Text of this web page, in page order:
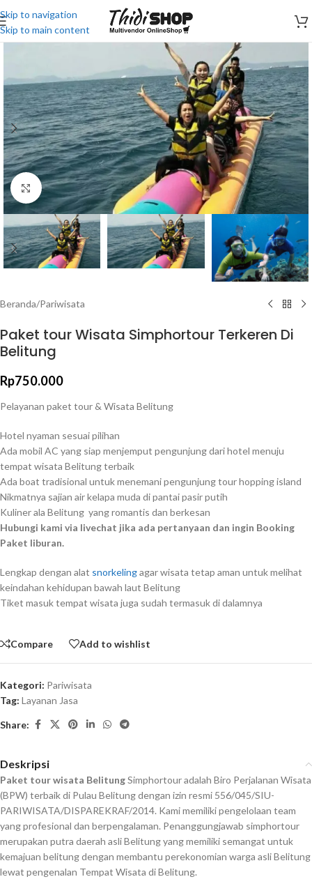
Skip to navigation
Skip to main content
Click to enlarge
Beranda/Pariwisata
Paket tour Wisata Simphortour Terkeren Di
Belitung
Rp750.000
Pelayanan paket tour & Wisata Belitung
Hotel nyaman sesuai pilihan
Ada mobil AC yang siap menjemput pengunjung dari hotel menuju
tempat wisata Belitung terbaik
Ada boat tradisional untuk menemani pengunjung tour hopping island
Nikmatnya sajian air kelapa muda di pantai pasir putih
Kuliner ala Belitung yang romantis dan berkesan
Hubungi kami via livechat jika ada pertanyaan dan ingin Booking
Paket liburan.
Lengkap dengan alat snorkelingagar wisata tetap aman untuk melihat
keindahan kehidupan bawah laut Belitung
Tiket masuk tempat wisata juga sudah termasuk di dalamnya
Compare Add to wishlist
Kategori: Pariwisata
Tag: Layanan Jasa
Share:
Deskripsi
Paket tour wisata BelitungSimphortour adalah Biro Perjalanan Wisata
(BPW) terbaik di Pulau Belitung dengan izin resmi 556/045/SIU-
PARIWISATA/DISPAREKRAF/2014. Kami memiliki pengelolaan team
yang profesional dan berpengalaman. Penanggungjawab simphortour
merupakan putra daerah asli Belitung yang memiliki semangat untuk
kemajuan belitung dengan membantu perekonomian warga asli Belitung
lewat pengenalan Tempat Wisata di Belitung.